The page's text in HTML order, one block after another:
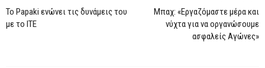
Το Papaki ενώνει τις δυνάμεις του
με το ΙΤΕ
Μπαχ: «Εργαζόμαστε μέρα και
νύχτα για να οργανώσουμε
ασφαλείς Αγώνες»